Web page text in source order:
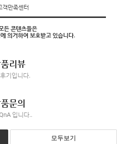
객만족센터
든 콘텐츠들은
의거하여 보호받고 있습니다.
리뷰
기입니다.
문의
입니다..
모두보기